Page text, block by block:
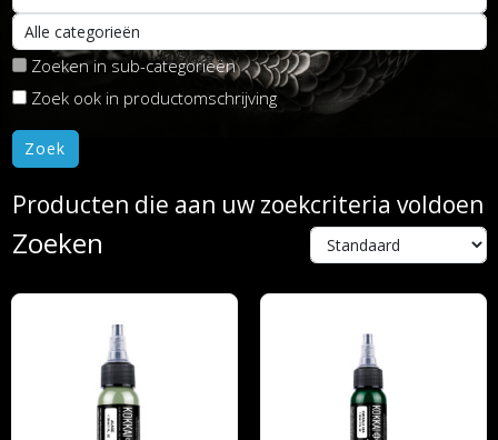
Zoeken in sub-categorieën
Zoek ook in productomschrijving
Producten die aan uw zoekcriteria voldoen
Zoeken